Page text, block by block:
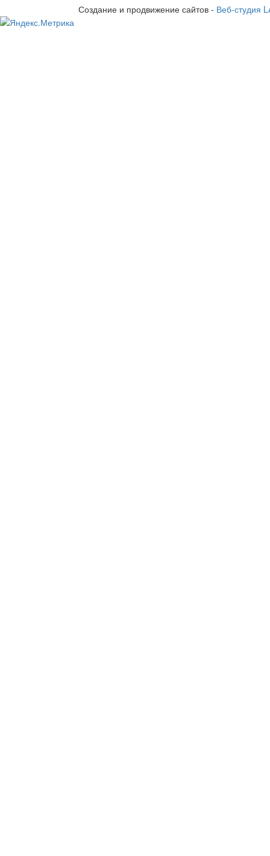
Создание и продвижение сайтов - Веб-студия